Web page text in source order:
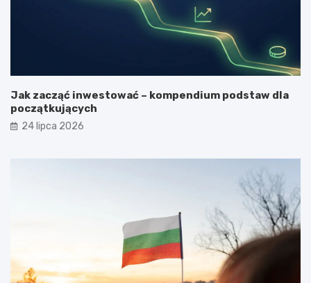
Jak zacząć inwestować – kompendium podstaw dla
początkujących
24 lipca 2026